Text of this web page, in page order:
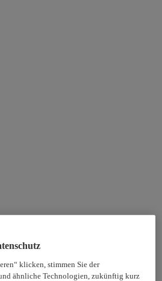
klicken, stimmen Sie der
ähnliche Technologien, zukünftig kurz